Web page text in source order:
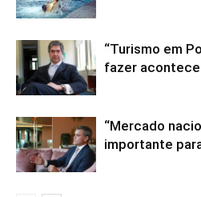
“Turismo em
fazer
“Mercado
importante